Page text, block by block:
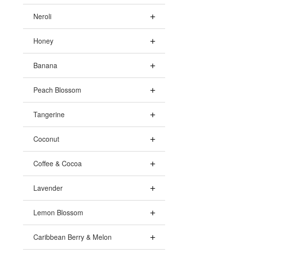
Neroli
Honey
Banana
Peach Blossom
Tangerine
Coconut
Coffee & Cocoa
Lavender
Lemon Blossom
Caribbean Berry & Melon